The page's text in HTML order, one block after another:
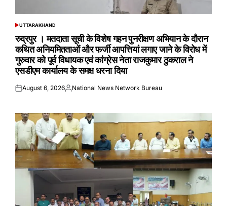
POSTED
UTTARAKHAND
रुद्रपुर । मतदाता सूची के विशेष गहन पुनरीक्षण अभियान के दौरान
कथित अनियमितताओं और फर्जी आपत्तियां लगाए जाने के विरोध में
गुरुवार को पूर्व विधायक एवं कांग्रेस नेता राजकुमार ठुकराल ने
एसडीएम कार्यालय के समक्ष धरना दिया
Posted
August 6, 2026Posted
National News Network Bureau